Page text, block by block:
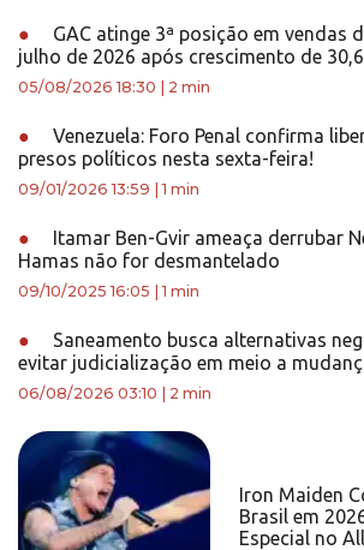
●
GAC atinge 3ª posição em vendas
julho de 2026 após crescimento de
05/08/2026 18:30 2 min
●
Venezuela: Foro Penal confirma
presos políticos nesta sexta-feira!
09/01/2026 13:59 |1 min
●
Itamar Ben-Gvir ameaça derrubar
Hamas não for desmantelado
09/10/2025 16:05 |1 min
●
Saneamento busca alternativas
evitar judicialização em meio a
06/08/2026 03:10 2 min
Iron Maiden
Brasil em
Especial no